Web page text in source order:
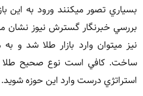
بسياري تصور ميکنند ورود به اين
بررسي خبرنگار گسترش نيوز نشان
نيز ميتوان وارد بازار طلا شد و
ساخت. کافي است نوع صحيح طلا
استراتژي درست وارد اين حوزه شويد.